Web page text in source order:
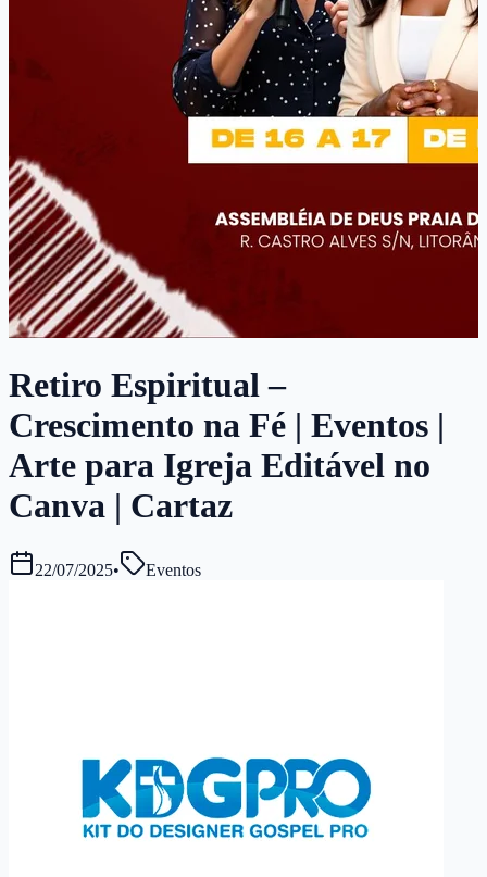
Retiro Espiritual –
Crescimento na Fé | Eventos |
Arte para Igreja Editável no
Canva | Cartaz
22/07/2025• Eventos